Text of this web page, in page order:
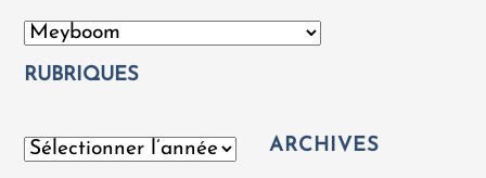
Catégories
RUBRIQUES
Archives ARCHIVES